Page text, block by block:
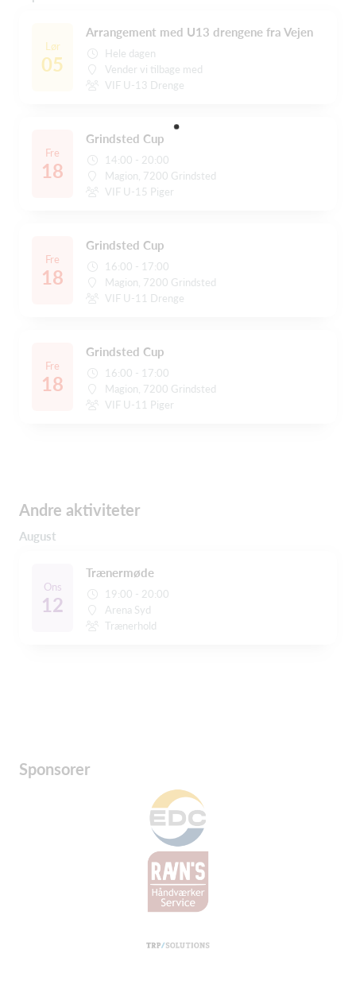
Lør
05
Arrangement med U13 drengene fra Vejen
Hele dagen
Vender vi tilbage med
VIF U-13 Drenge
Fre
18
Grindsted Cup
14:00 - 20:00
Magion, 7200 Grindsted
VIF U-15 Piger
Fre
18
Grindsted Cup
16:00 - 17:00
Magion, 7200 Grindsted
VIF U-11 Drenge
Fre
18
Grindsted Cup
16:00 - 17:00
Magion, 7200 Grindsted
VIF U-11 Piger
Andre aktiviteter
August
Ons
12
Trænermøde
19:00 - 20:00
Arena Syd
Trænerhold
Sponsorer